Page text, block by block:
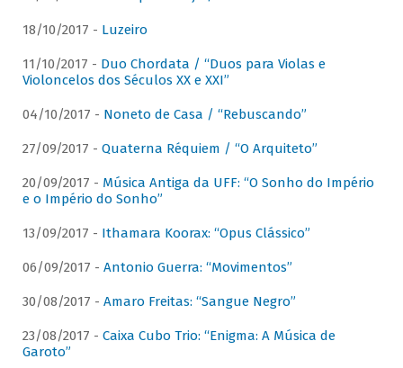
18/10/2017 - Luzeiro
11/10/2017 - Duo Chordata / “Duos para Violas e
Violoncelos dos Séculos XX e XXI”
04/10/2017 - Noneto de Casa / “Rebuscando”
27/09/2017 - Quaterna Réquiem / “O Arquiteto”
20/09/2017 - Música Antiga da UFF: “O Sonho do Império
e o Império do Sonho”
13/09/2017 - Ithamara Koorax: “Opus Clássico”
06/09/2017 - Antonio Guerra: “Movimentos”
30/08/2017 - Amaro Freitas: “Sangue Negro”
23/08/2017 - Caixa Cubo Trio: “Enigma: A Música de
Garoto”